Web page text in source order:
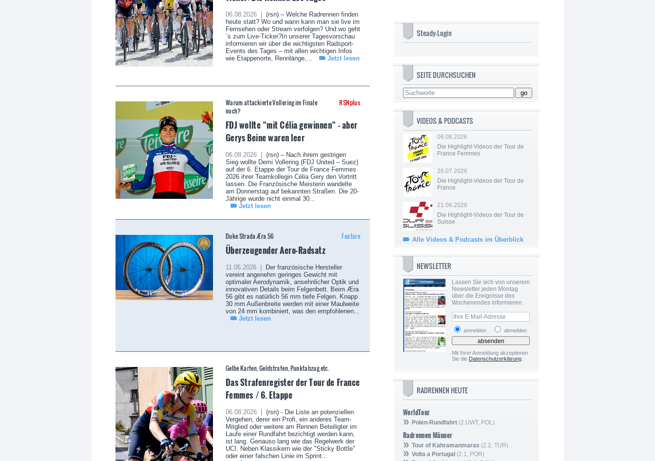
06.08.2026 |
(rsn) – Welche Radrennen finden
heute statt? Wo und wann kann man sie live im
Fernsehen oder Stream verfolgen? Und wo geht
´s zum Live-Ticker?In unserer Tagesvorschau
informieren wir über die wichtigsten Radsport-
Events des Tages – mit allen wichtigen Infos
wie Etappenorte, Rennlänge,...
Jetzt lesen
RSNplus
Warum attackierte Vollering im Finale
noch?
FDJ wollte “mit Célia gewinnen“ - aber
Gerys Beine waren leer
06.08.2026 |
(rsn) – Nach ihrem gestrigen
Sieg wollte Demi Vollering (FDJ United – Suez)
auf der 6. Etappe der Tour de France Femmes
2026 ihrer Teamkollegin Célia Gery den Vortritt
lassen. Die Französische Meisterin wandelte
am Donnerstag auf bekannten Straßen. Die 20-
Jährige wurde nicht einmal 30...
Jetzt lesen
Feature
Duke Strada Æra 56
Überzeugender Aero-Radsatz
11.05.2026 |
Der französische Hersteller
vereint angenehm geringes Gewicht mit
optimaler Aerodynamik, ansehnlicher Optik und
innovativen Details beim Felgenbett. Beim Æra
56 gibt es natürlich 56 mm tiefe Felgen. Knapp
30 mm Außenbreite werden mit einer Maulweite
von 24 mm kombiniert, was den empfohlenen...
Jetzt lesen
Gelbe Karten, Geldstrafen, Punktabzug etc.
Das Strafenregister der Tour de France
Femmes / 6. Etappe
06.08.2026 |
(rsn) - Die Liste an potenziellen
Vergehen, derer ein Profi, ein anderes Team-
Mitglied oder weitere am Rennen Beteiligter im
Laufe einer Rundfahrt bezichtigt werden kann,
ist lang. Genauso lang wie das Regelwerk der
UCI. Neben Klassikern wie der "Sticky Bottle"
oder einer falschen Linie im Sprint...
Steady-Login
SEITE DURCHSUCHEN
VIDEOS & PODCASTS
06.08.2026
Die Highlight-Videos der Tour de
France Femmes
26.07.2026
Die Highlight-Videos der Tour de
France
21.06.2026
Die Highlight-Videos der Tour de
Suisse
Alle Videos & Podcasts im Überblick
NEWSLETTER
Lassen Sie sich von unserem
Newsletter jeden Montag
über die Ereignisse des
Wochenendes informieren.
anmelden abmelden
Mit Ihrer Anmeldung akzeptieren
Sie die Datenschutzerklärung
RADRENNEN HEUTE
WorldTour
Polen-Rundfahrt (2.UWT, POL)
Radrennen Männer
Tour of Kahramanmaras (2.2, TUR)
Volta a Portugal (2.1, POR)